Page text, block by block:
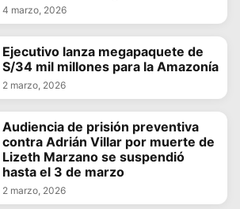
4 marzo, 2026
Ejecutivo lanza megapaquete de
S/34 mil millones para la Amazonía
2 marzo, 2026
Audiencia de prisión preventiva
contra Adrián Villar por muerte de
Lizeth Marzano se suspendió
hasta el 3 de marzo
2 marzo, 2026